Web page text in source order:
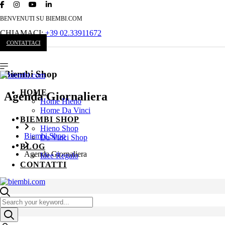
BENVENUTI SU BIEMBI.COM
CHIAMACI:+39 02.33911672
CONTATTACI
HOME
Home Hieno
Home Da Vinci
BIEMBI SHOP
Hieno Shop
Da Vinci Shop
BLOG
Idee Regalo
CONTATTI
Biembi Shop
Agenda Giornaliera
Biembi Shop
Agenda Giornaliera